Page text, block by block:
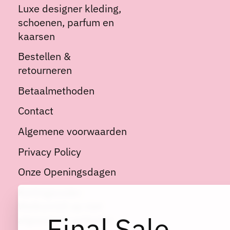
Luxe designer kleding,
schoenen, parfum en
kaarsen
Bestellen &
retourneren
Betaalmethoden
Contact
Algemene voorwaarden
Privacy Policy
Onze Openingsdagen
afgeprijsde artikelen